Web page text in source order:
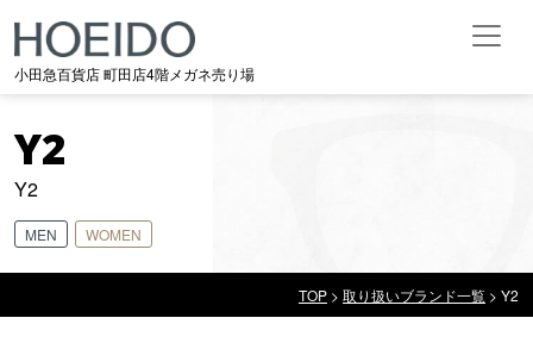
メインナビゲーション
小田急百貨店 町田店4階メガネ売り場
Y2
Y2
MEN WOMEN
TOP > 取り扱いブランド一覧 > Y2